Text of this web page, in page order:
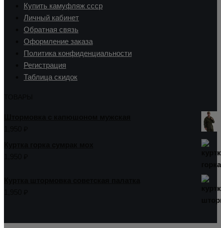
Купить камуфляж ссср
Личный кабинет
Обратная связь
Оформление заказа
Политика конфиденциальности
Регистрация
Таблица скидок